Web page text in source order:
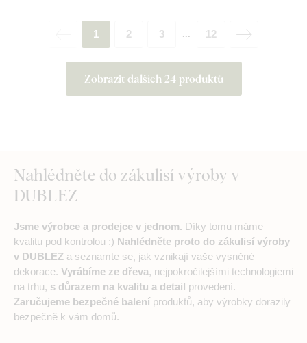
Zobrazit dalších 24 produktů
1 2 3 ... 12
Nahlédněte do zákulisí výroby v
DUBLEZ
Jsme výrobce a prodejce v jednom. Díky tomu máme
kvalitu pod kontrolou :) Nahlédněte proto do zákulisí výroby
v DUBLEZ a seznamte se, jak vznikají vaše vysněné
dekorace. Vyrábíme ze dřeva, nejpokročilejšími technologiemi
na trhu, s důrazem na kvalitu a detail provedení.
Zaručujeme bezpečné balení produktů, aby výrobky dorazily
bezpečně k vám domů.